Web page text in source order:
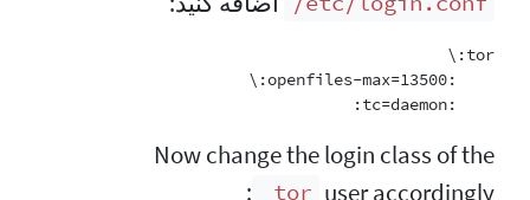
    :tc=daemon:
Now change the login class of the
_tor user accordingly: